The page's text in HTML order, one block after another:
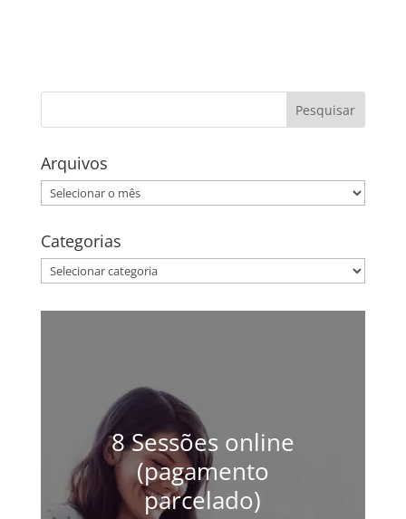
Arquivos
Arquivos
Categorias
Categorias
8 Sessões online
(pagamento
parcelado)